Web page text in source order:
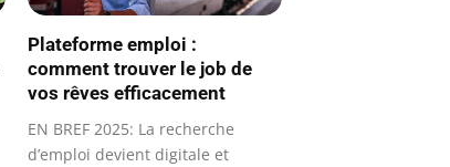
Plateforme emploi :
comment trouver le job de
vos rêves efficacement
EN BREF 2025: La recherche
d’emploi devient digitale et